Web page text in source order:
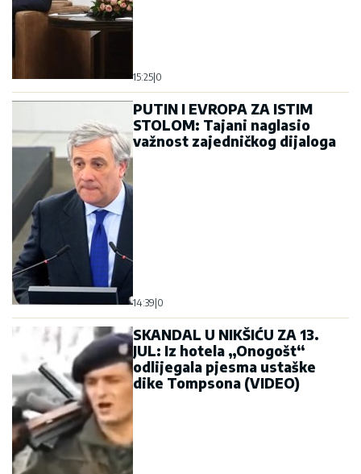
15:25|0
PUTIN I EVROPA ZA ISTIM
STOLOM: Tajani naglasio
važnost zajedničkog dijaloga
14:39|0
SKANDAL U NIKŠIĆU ZA 13.
JUL: Iz hotela „Onogošt“
odlijegala pjesma ustaške
dike Tompsona (VIDEO)